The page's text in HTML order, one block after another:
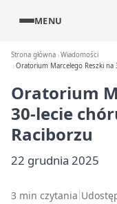
MENU
Strona główna Wiadomości
Oratorium Marcelego Reszki na
Oratorium
30-lecie
Raciborzu
22 grudnia 2025
3 min czytania